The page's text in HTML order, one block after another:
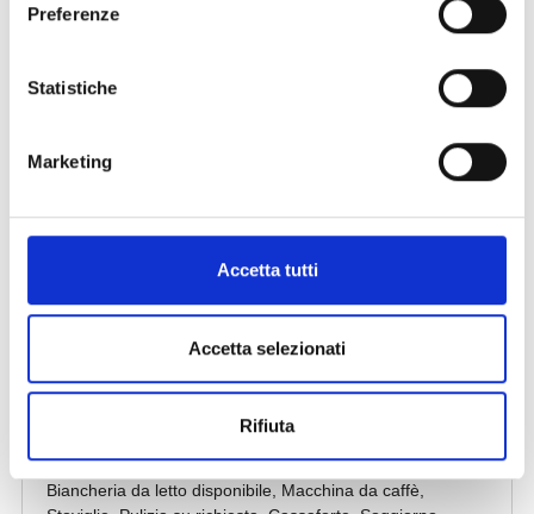
Preferenze
Statistiche
Marketing
Accetta tutti
Accetta selezionati
Rifiuta